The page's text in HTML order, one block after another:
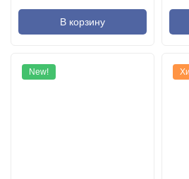
В корзину
New!